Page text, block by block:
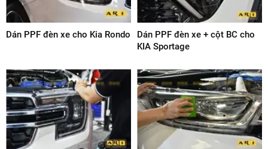
Dán PPF đèn xe cho Kia Rondo
Dán PPF đèn xe + cột BC cho
KIA Sportage